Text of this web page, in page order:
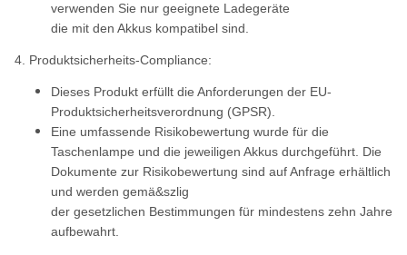
verwenden Sie nur geeignete Ladegeräte
die mit den Akkus kompatibel sind.
4. Produktsicherheits-Compliance:
Dieses Produkt erfüllt die Anforderungen der EU-
Produktsicherheitsverordnung (GPSR).
Eine umfassende Risikobewertung wurde für die
Taschenlampe und die jeweiligen Akkus durchgeführt. Die
Dokumente zur Risikobewertung sind auf Anfrage erhältlich
und werden gemä&szlig
der gesetzlichen Bestimmungen für mindestens zehn Jahre
aufbewahrt.